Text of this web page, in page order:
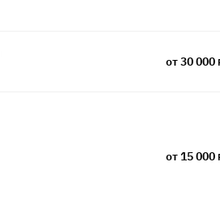
от 30 000
от 15 000